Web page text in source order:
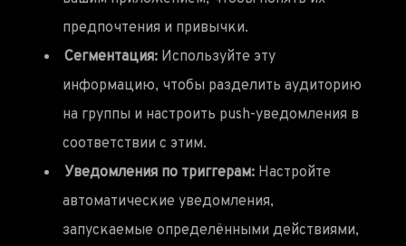
предпочтения и привычки.
Сегментация: Используйте эту
информацию, чтобы разделить аудиторию
на группы и настроить push-уведомления в
соответствии с этим.
Уведомления по триггерам: Настройте
автоматические уведомления,
запускаемые определёнными действиями,